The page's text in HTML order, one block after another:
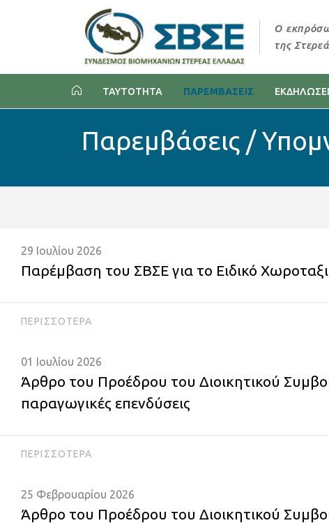
Ο
της
ΤΑΥΤΟΤΗΤΑ ΠΑΡΕΜΒΑΣΕΙΣ
Παρεμβάσεις /
29 Ιουλίου 2026
Παρέμβαση του ΣΒΣΕ για το Ειδικό
ΠΕΡΙΣΣΌΤΕΡΑ
01 Ιουλίου 2026
Άρθρο του Προέδρου του Διοικητικού
παραγωγικές επενδύσεις
ΠΕΡΙΣΣΌΤΕΡΑ
25 Φεβρουαρίου 2026
Άρθρο του Προέδρου του Διοικητικού